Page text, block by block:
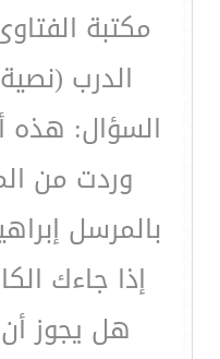
مكتبة
الدرب
السؤال: هذه
وردت من
بالمرسل
إذا جاءك
هل يجوز أن